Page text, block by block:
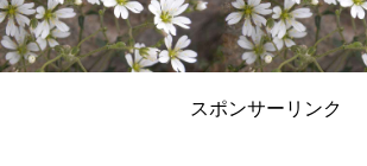
スポンサーリンク